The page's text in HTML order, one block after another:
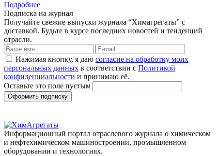
Подробнее
Подписка на журнал
Получайте свежие выпуски журнала “Химагрегаты” с
доставкой. Будьте в курсе последних новостей и тенденций
отрасли.
Нажимая кнопку, я даю согласие на обработку моих
персональных данных в соответствии с Политикой
конфиденциальности и принимаю её.
Оставьте это поле пустым
Оформить подписку
Информационный портал отраслевого журнала о химическом
и нефтехимическом машиностроении, промышленном
оборудовании и технологиях.